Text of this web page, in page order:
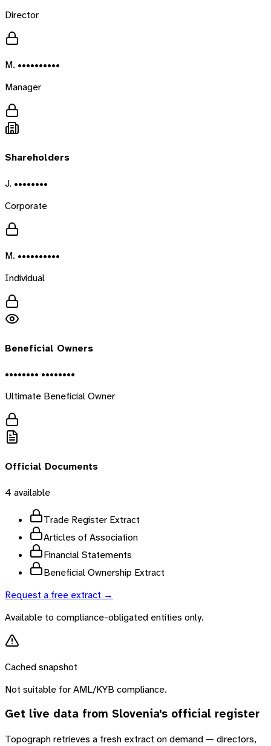
Director
M. ••••••••••
Manager
Shareholders
J. ••••••••
Corporate
M. ••••••••••
Individual
Beneficial Owners
•••••••• ••••••••
Ultimate Beneficial Owner
Official Documents
4 available
Trade Register Extract
Articles of Association
Financial Statements
Beneficial Ownership Extract
Request a free extract →
Available to compliance-obligated entities only.
Cached snapshot
Not suitable for AML/KYB compliance.
Get live data from Slovenia's official register
Topograph retrieves a fresh extract on demand — directors,